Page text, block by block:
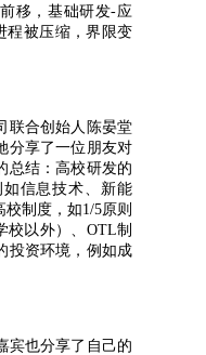
移，基础研发-应
程被压缩，界限变
联合创始人陈晏堂
分享了一位朋友对
总结：高校研发的
信息技术、新能
制度，如1/5原则
校以外）、OTL制
投资环境，例如成
宾也分享了自己的